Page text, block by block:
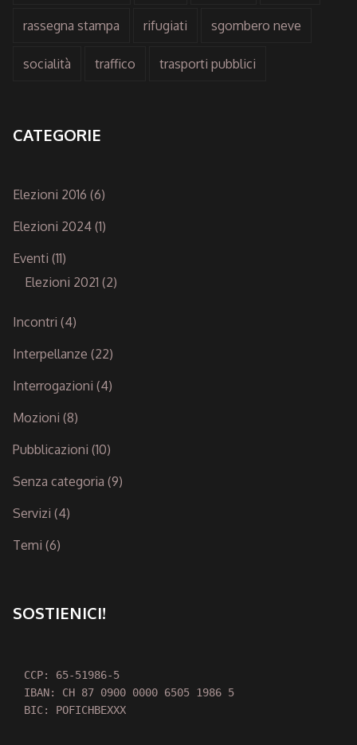
rassegna stampa rifugiati sgombero neve
socialità traffico trasporti pubblici
CATEGORIE
Elezioni 2016 (6)
Elezioni 2024 (1)
Eventi (11)
Elezioni 2021 (2)
Incontri (4)
Interpellanze (22)
Interrogazioni (4)
Mozioni (8)
Pubblicazioni (10)
Senza categoria (9)
Servizi (4)
Temi (6)
SOSTIENICI!
CCP: 65-51986-5
IBAN: CH 87 0900 0000 6505 1986 5
BIC: POFICHBEXXX